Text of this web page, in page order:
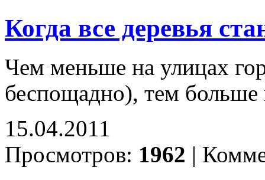
Когда все деревья
Чем меньше на улицах
беспощадно), тем больше
15.04.2011
Просмотров: 1962 |